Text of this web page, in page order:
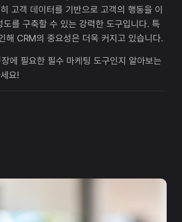
고객 데이터를 기반으로 고객의 행동을 이
를 구축할 수 있는 강력한 도구입니다. 특
해 CRM의 중요성은 더욱 커지고 있습니다.
에 필요한 필수 마케팅 도구인지 알아보는
요!